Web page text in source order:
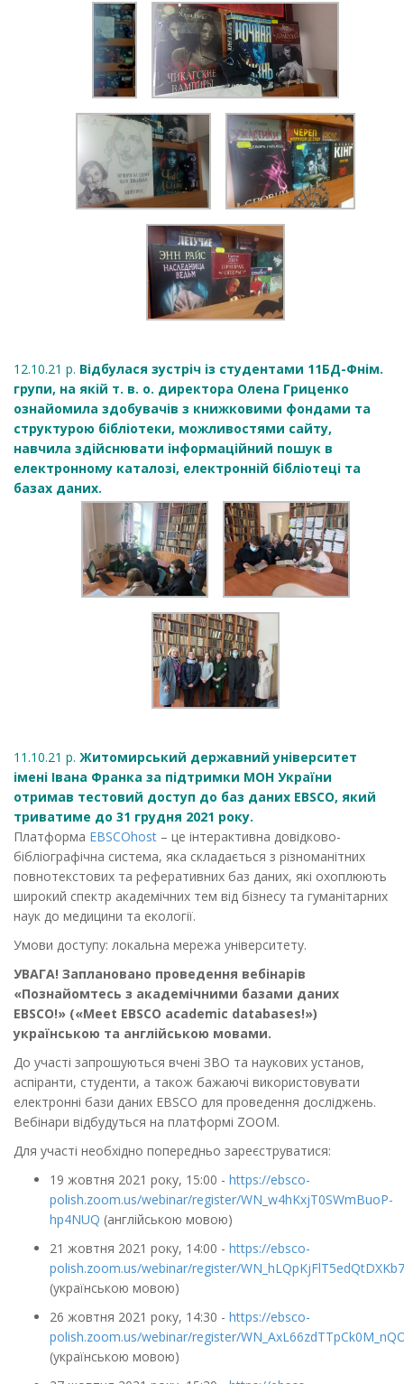
12.10.21 р. Відбулася зустріч із студентами 11БД-Фнім.
групи, на якій т. в. о. директора Олена Гриценко
ознайомила здобувачів з книжковими фондами та
структурою бібліотеки, можливостями сайту,
навчила здійснювати інформаційний пошук в
електронному каталозі, електронній бібліотеці та
базах даних.
11.10.21 р. Житомирський державний університет
імені Івана Франка за підтримки МОН України
отримав тестовий доступ до баз даних EBSCO, який
триватиме до 31 грудня 2021 року.
Платформа EBSCOhost – це інтерактивна довідково-
бібліографічна система, яка складається з різноманітних
повнотекстових та реферативних баз даних, які охоплюють
широкий спектр академічних тем від бізнесу та гуманітарних
наук до медицини та екології.
Умови доступу: локальна мережа університету.
УВАГА! Заплановано проведення вебінарів
«Познайомтесь з академічними базами даних
EBSCO!» («Meet EBSCO academic databases!»)
українською та англійською мовами.
До участі запрошуються вчені ЗВО та наукових установ,
аспіранти, студенти, а також бажаючі використовувати
електронні бази даних EBSCO для проведення досліджень.
Вебінари відбудуться на платформі ZOOM.
Для участі необхідно попередньо зареєструватися:
19 жовтня 2021 року, 15:00 - https://ebsco-
polish.zoom.us/webinar/register/WN_w4hKxjT0SWmBuoP-
hp4NUQ (англійською мовою)
21 жовтня 2021 року, 14:00 - https://ebsco-
polish.zoom.us/webinar/register/
(українською мовою)
26 жовтня 2021 року, 14:30 - https://ebsco-
polish.zoom.us/webinar/register/
(українською мовою)